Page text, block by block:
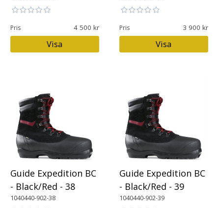
Pris 4 500
Visa
Pris 3 900
Visa
Guide Expedition BC
- Black/Red - 38
1040440-902-38
Guide Expedition BC
- Black/Red - 39
1040440-902-39